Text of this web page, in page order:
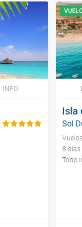
INFO
Isla
Sol
8
Todo